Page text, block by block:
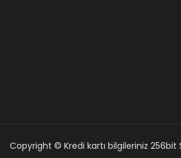
Copyright © Kredi kartı bilgileriniz 256bit